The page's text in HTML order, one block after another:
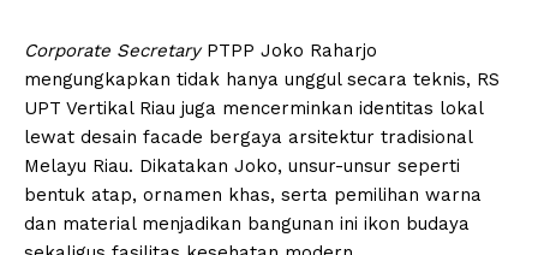
Corporate SecretaryPTPP Joko Raharjo
mengungkapkan tidak hanya unggul secara teknis, RS
UPT Vertikal Riau juga mencerminkan identitas lokal
lewat desain facade bergaya arsitektur tradisional
Melayu Riau. Dikatakan Joko, unsur-unsur seperti
bentuk atap, ornamen khas, serta pemilihan warna
dan material menjadikan bangunan ini ikon budaya